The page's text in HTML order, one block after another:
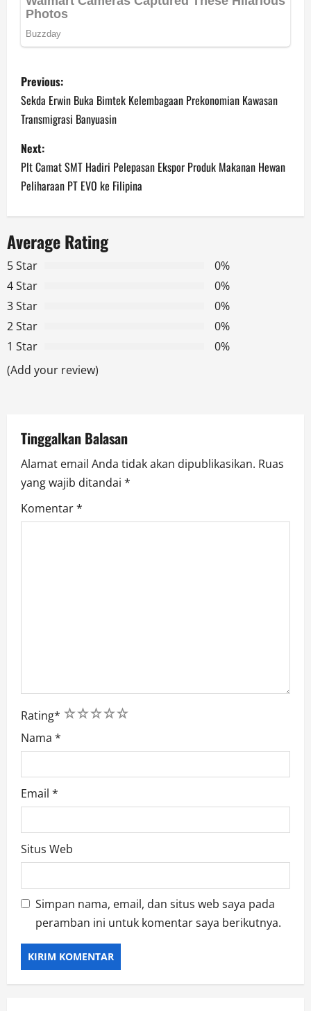
P
o
s
t
n
a
v
i
g
a
t
o
n
Previous:
Sekda Erwin Buka Bimtek Kelembagaan Prekonomian Kawasan
Transmigrasi Banyuasin
Next:
Plt Camat SMT Hadiri Pelepasan Ekspor Produk Makanan Hewan
Peliharaan PT EVO ke Filipina
Average Rating
5 Star
0%
4 Star
0%
3 Star
0%
2 Star
0%
1 Star
0%
(Add your review)
Tinggalkan Balasan
Alamat email Anda tidak akan dipublikasikan. Ruas
yang wajib ditandai *
Komentar*
Rating* 5
4
3
2
1
Nama *
Email *
Situs Web
Simpan nama, email, dan situs web saya pada
peramban ini untuk komentar saya berikutnya.